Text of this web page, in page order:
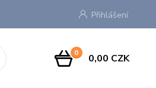
Přihlášení
0 0,00 CZK